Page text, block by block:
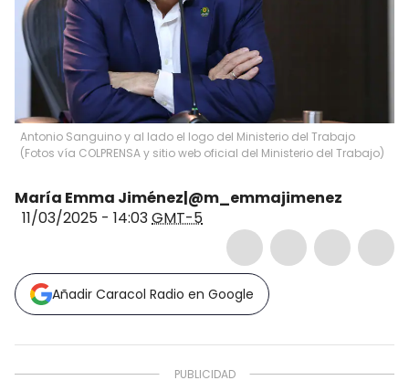
Antonio Sanguino y al lado el logo del Ministerio del Trabajo
(Fotos vía COLPRENSA y sitio web oficial del Ministerio del Trabajo)
María Emma Jiménez|@m_emmajimenez
11/03/2025 - 14:03GMT-5
Añadir Caracol Radio en Google